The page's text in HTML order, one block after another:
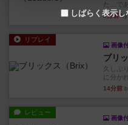
た…で
9分前by
リプレイ
画像
ブリ
久しぶ
に分か
14分前
レビュー
画像
しばらく表示し